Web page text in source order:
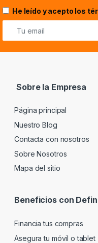
He leído y acepto los
Sobre la Empresa
Página principal
Nuestro Blog
Contacta con nosotros
Sobre Nosotros
Mapa del sitio
Beneficios con
Financia tus compras
Asegura tu móvil o tablet